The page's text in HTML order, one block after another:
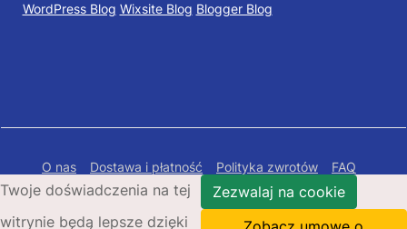
WordPress Blog Wixsite Blog Blogger Blog
O nas Dostawa i płatność Polityka zwrotów
FAQ
Polityka prywatności
Mapa Strony
Copyright © 2026 Bigbaterii.pl. Wszelkie prawa
Twoje doświadczenia na tej
witrynie będą lepsze dzięki
Zezwalaj na cookie